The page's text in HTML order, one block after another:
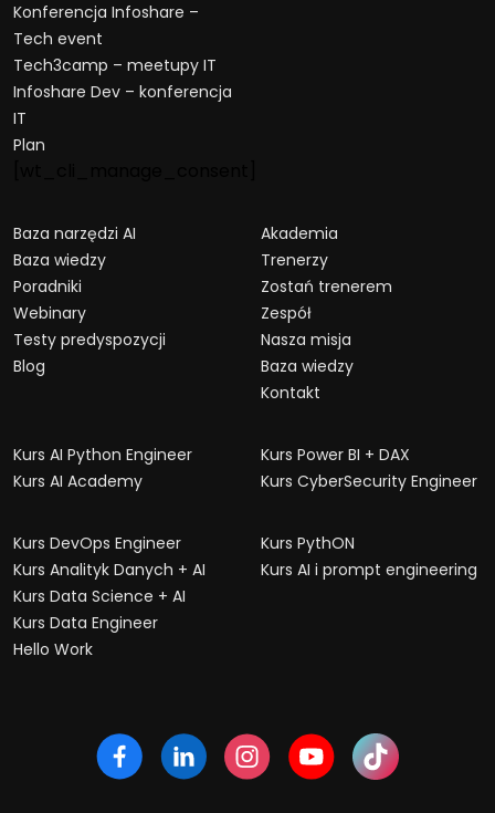
Konferencja Infoshare –
Tech event
Tech3camp – meetupy IT
Infoshare Dev – konferencja
IT
Plan
Baza narzędzi AI
Baza wiedzy
Poradniki
Webinary
Testy predyspozycji
Blog
Akademia
Trenerzy
Zostań trenerem
Zespół
Nasza misja
Baza wiedzy
Kontakt
Kurs AI Python Engineer
Kurs AI Academy
Kurs Power BI + DAX
Kurs CyberSecurity Engineer
Kurs DevOps Engineer
Kurs Analityk Danych + AI
Kurs Data Science + AI
Kurs Data Engineer
Hello Work
Kurs PythON
Kurs AI i prompt engineering